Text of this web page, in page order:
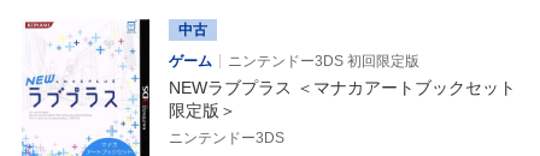
中古
ゲーム
ニンテンドー3DS 初回限定版
NEWラブプラス ＜マナカアートブックセット
限定版＞
ニンテンドー3DS